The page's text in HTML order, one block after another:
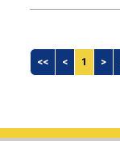
<< < 1 >